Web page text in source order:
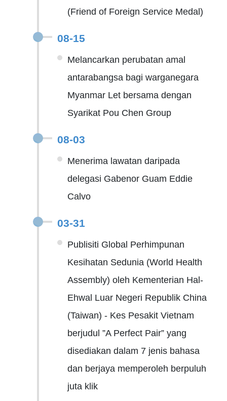
(Friend of Foreign Service Medal)
08-15
Melancarkan perubatan amal
antarabangsa bagi warganegara
Myanmar Let bersama dengan
Syarikat Pou Chen Group
08-03
Menerima lawatan daripada
delegasi Gabenor Guam Eddie
Calvo
03-31
Publisiti Global Perhimpunan
Kesihatan Sedunia (World Health
Assembly) oleh Kementerian Hal-
Ehwal Luar Negeri Republik China
(Taiwan) - Kes Pesakit Vietnam
berjudul ”A Perfect Pair” yang
disediakan dalam 7 jenis bahasa
dan berjaya memperoleh berpuluh
juta klik